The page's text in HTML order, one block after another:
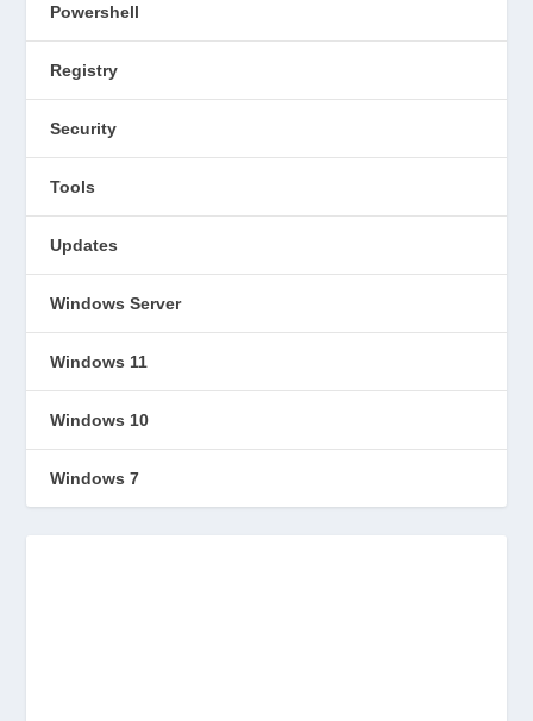
Powershell
Registry
Security
Tools
Updates
Windows Server
Windows 11
Windows 10
Windows 7